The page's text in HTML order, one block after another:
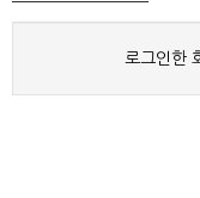
로그인한